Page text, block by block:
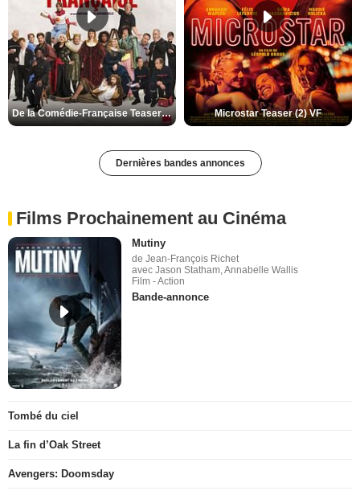
De la Comédie-Française Teaser (3) VF Microstar Teaser (2) VF
Dernières bandes annonces
Films Prochainement au Cinéma
Mutiny
de Jean-François Richet
avec Jason Statham, Annabelle Wallis
Film - Action
Bande-annonce
Tombé du ciel
La fin d’Oak Street
Avengers: Doomsday